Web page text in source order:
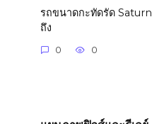
รถขนาดกะทัดรัด
ถึง
0 0